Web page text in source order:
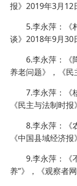
报》2019年3月12
5.李永萍：《
谈》2018年9月30
6.李永萍：《
养老问题》，《民
7.李永萍：《
《民主与法制时
8.李永萍：《
《中国县域经济
9.李永萍：《
养”》，《观察者